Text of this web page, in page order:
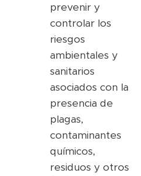
prevenir y
controlar los
riesgos
ambientales y
sanitarios
asociados con la
presencia de
plagas,
contaminantes
químicos,
residuos y otros